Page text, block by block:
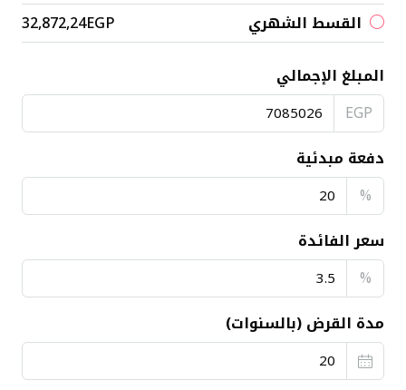
القسط الشهري
32,872,24EGP
المبلغ الإجمالي
EGP
دفعة مبدئية
سعر الفائدة
مدة القرض (بالسنوات)